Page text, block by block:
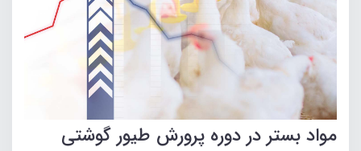
مواد بستر در دوره پرورش طیور گوشتی